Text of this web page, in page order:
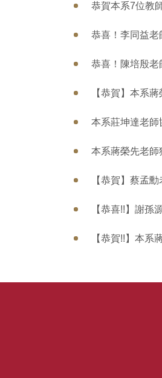
恭賀本系7位教
恭喜！李同益老
恭喜！陳培殷
【恭賀】本系
本系莊坤達老師
本系蔣榮先老
【恭賀】蔡孟
【恭喜!!】謝孫
【恭賀!!】本系